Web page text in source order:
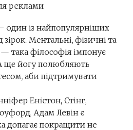
реклами
із найпопулярніших
зірок. Ментальні, фізичні та
така філософія імпонує
ще йогу полюбляють
аби підтримувати
Еністон, Стінг,
Адам Левін є
допагає покращити не